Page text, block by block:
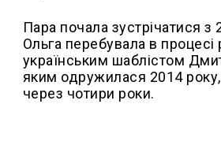
Пара почала зустрічатися з
Ольга перебувала в процесі
українським шаблістом
яким одружилася 2014
через чотири роки.